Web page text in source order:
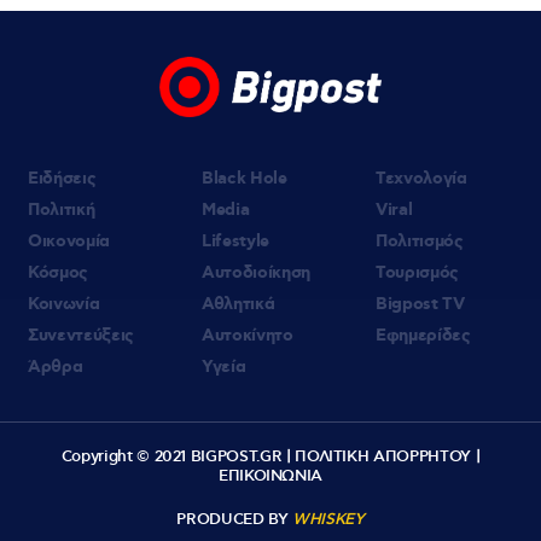
Ειδήσεις
Πολιτική
Οικονομία
Κόσμος
Κοινωνία
Συνεντεύξεις
Άρθρα
Black Hole
Media
Lifestyle
Αυτοδιοίκηση
Αθλητικά
Αυτοκίνητο
Υγεία
Τεχνολογία
Viral
Πολιτισμός
Τουρισμός
Bigpost TV
Εφημερίδες
Copyright © 2021 BIGPOST.GR | ΠΟΛΙΤΙΚΗ ΑΠΟΡΡΗΤΟΥ|
ΕΠΙΚΟΙΝΩΝΙΑ
PRODUCED BY WHISKEY